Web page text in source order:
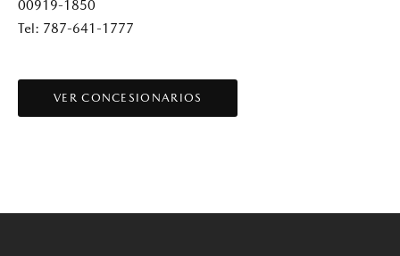
00919-1850
Tel: 787-641-1777
VER CONCESIONARIOS